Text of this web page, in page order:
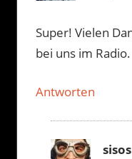
Super! Vielen
bei uns im Radio.
Antworten